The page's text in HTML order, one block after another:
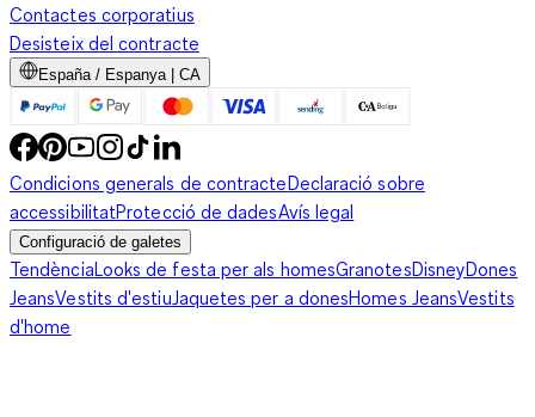
Contactes corporatius
Desisteix del contracte
España / Espanya | CA
Condicions generals de contracteDeclaració sobre
accessibilitatProtecció de dadesAvís legal
Configuració de galetes
TendènciaLooks de festa per als homesGranotesDisneyDones
JeansVestits d'estiu Jaquetes per a donesHomes JeansVestits
d'home